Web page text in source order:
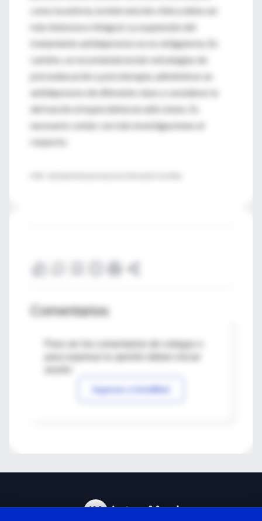
como la euforia, la intervención clínica debe ser
más intensiva e integral. La suspensión del
tratamiento antidepresivo no es obligatoria. En
cambio, se recomienda incluir estrategias de
psicoeducación y psicoterapia, administrar un
antidepresivo de diferente clase y considerar la
derivación al especialista en adicciones. Es
necesario contar con más investigaciones al
respecto.
Comentarios
Para ver los comentarios de colegas o
Ingresar a IntraMed